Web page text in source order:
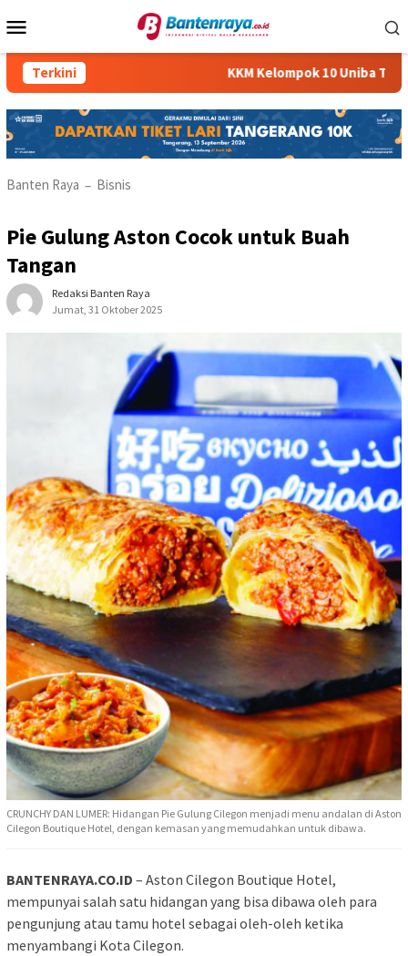
ke
Mobile
Terkini KKM Kelompok 10 Uniba Tanamkan
Banten Raya – Bisnis
Pie Gulung Aston Cocok untuk Buah
Tangan
Redaksi Banten Raya
Jumat, 31 Oktober 2025
CRUNCHY DAN LUMER: Hidangan Pie Gulung Cilegon menjadi menu andalan di Aston
Cilegon Boutique Hotel, dengan kemasan yang memudahkan untuk dibawa.
BANTENRAYA.CO.ID – Aston Cilegon Boutique Hotel,
mempunyai salah satu hidangan yang bisa dibawa oleh para
pengunjung atau tamu hotel sebagai oleh-oleh ketika
menyambangi Kota Cilegon.